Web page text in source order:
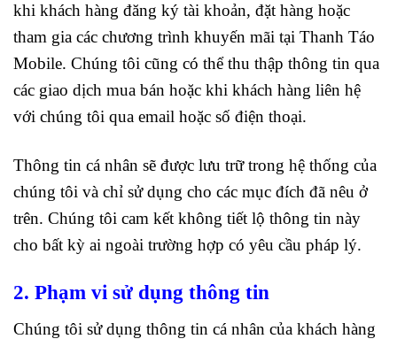
khi khách hàng đăng ký tài khoản, đặt hàng hoặc
tham gia các chương trình khuyến mãi tại Thanh Táo
Mobile. Chúng tôi cũng có thể thu thập thông tin qua
các giao dịch mua bán hoặc khi khách hàng liên hệ
với chúng tôi qua email hoặc số điện thoại.
Thông tin cá nhân sẽ được lưu trữ trong hệ thống của
chúng tôi và chỉ sử dụng cho các mục đích đã nêu ở
trên. Chúng tôi cam kết không tiết lộ thông tin này
cho bất kỳ ai ngoài trường hợp có yêu cầu pháp lý.
2. Phạm vi sử dụng thông tin
Chúng tôi sử dụng thông tin cá nhân của khách hàng